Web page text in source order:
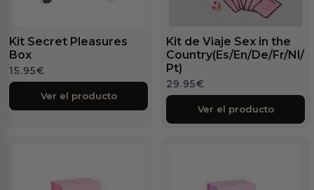
Kit Secret Pleasures
Box
15.95€
Ver el producto
Kit de Viaje Sex in the
Country(Es/En/De/Fr/Nl/
Pt)
29.95€
Ver el producto